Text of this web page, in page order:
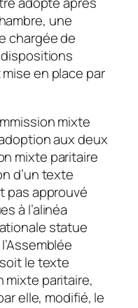
une
chargée de
en place par
mixte
aux deux
mixte paritaire
d’un texte
pas approuvé
à l’alinéa
statue
le texte
mixte paritaire,
elle, modifié, le